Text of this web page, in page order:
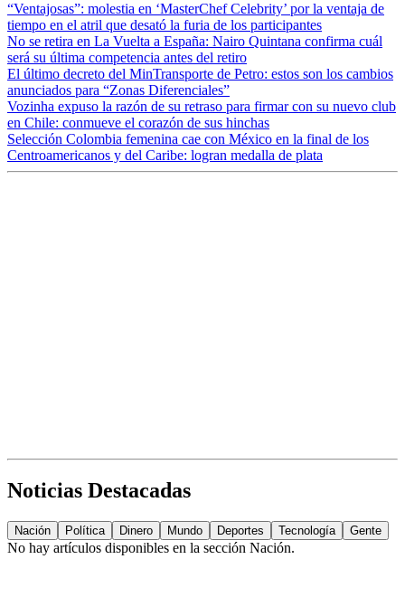
“Ventajosas”: molestia en ‘MasterChef Celebrity’ por la ventaja de
tiempo en el atril que desató la furia de los participantes
No se retira en La Vuelta a España: Nairo Quintana confirma cuál
será su última competencia antes del retiro
El último decreto del MinTransporte de Petro: estos son los cambios
anunciados para “Zonas Diferenciales”
Vozinha expuso la razón de su retraso para firmar con su nuevo club
en Chile: conmueve el corazón de sus hinchas
Selección Colombia femenina cae con México en la final de los
Centroamericanos y del Caribe: logran medalla de plata
Noticias Destacadas
Nación Política Dinero Mundo Deportes Tecnología Gente
No hay artículos disponibles en la sección Nación.